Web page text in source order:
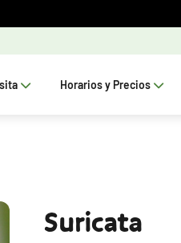
Horarios y Precios
Suricata